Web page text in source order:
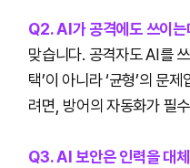
Q2. AI가 공격에도 쓰이는
맞습니다. 공격자도 AI를
택’이 아니라 ‘균형’의 문
려면, 방어의 자동화가 필
Q3. AI 보안은 인력을 대